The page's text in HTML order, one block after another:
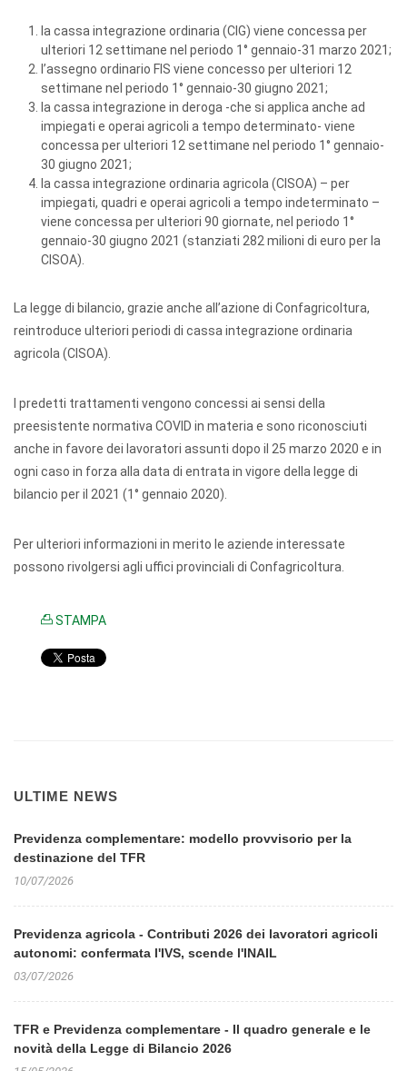
la cassa integrazione ordinaria (CIG) viene concessa per
ulteriori 12 settimane nel periodo 1° gennaio-31 marzo 2021;
l’assegno ordinario FIS viene concesso per ulteriori 12
settimane nel periodo 1° gennaio-30 giugno 2021;
la cassa integrazione in deroga -che si applica anche ad
impiegati e operai agricoli a tempo determinato- viene
concessa per ulteriori 12 settimane nel periodo 1° gennaio-
30 giugno 2021;
la cassa integrazione ordinaria agricola (CISOA) – per
impiegati, quadri e operai agricoli a tempo indeterminato –
viene concessa per ulteriori 90 giornate, nel periodo 1°
gennaio-30 giugno 2021 (stanziati 282 milioni di euro per la
CISOA).
La legge di bilancio, grazie anche all’azione di Confagricoltura,
reintroduce ulteriori periodi di cassa integrazione ordinaria
agricola (CISOA).
I predetti trattamenti vengono concessi ai sensi della
preesistente normativa COVID in materia e sono riconosciuti
anche in favore dei lavoratori assunti dopo il 25 marzo 2020 e in
ogni caso in forza alla data di entrata in vigore della legge di
bilancio per il 2021 (1° gennaio 2020).
Per ulteriori informazioni in merito le aziende interessate
possono rivolgersi agli uffici provinciali di Confagricoltura.
STAMPA
ULTIME NEWS
Previdenza complementare: modello provvisorio per la
destinazione del TFR
10/07/2026
Previdenza agricola - Contributi 2026 dei lavoratori agricoli
autonomi: confermata l'IVS, scende l'INAIL
03/07/2026
TFR e Previdenza complementare - Il quadro generale e le
novità della Legge di Bilancio 2026